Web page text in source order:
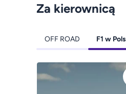
Za kierownicą
OFF ROAD F1 w